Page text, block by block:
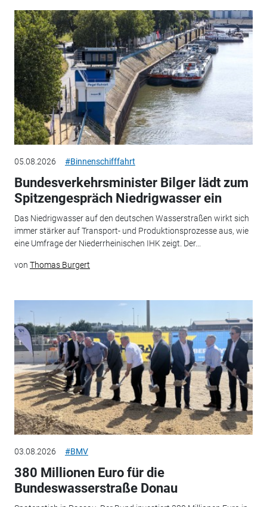
05.08.2026 #Binnenschifffahrt
Bundesverkehrsminister Bilger lädt zum
Spitzengespräch Niedrigwasser ein
Das Niedrigwasser auf den deutschen Wasserstraßen wirkt sich
immer stärker auf Transport- und Produktionsprozesse aus, wie
eine Umfrage der Niederrheinischen IHK zeigt. Der...
von Thomas Burgert
03.08.2026 #BMV
380 Millionen Euro für die
Bundeswasserstraße Donau